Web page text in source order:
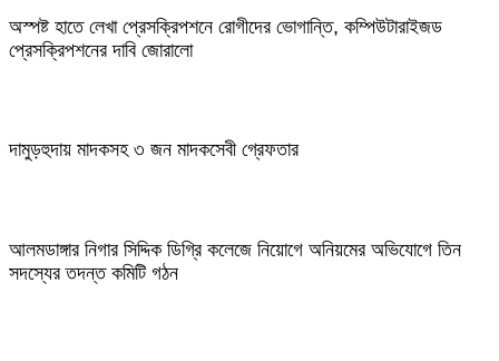
অস্পষ্ট হাতে লেখা প্রেসক্রিপশনে রোগীদের ভোগান্তি, কম্পিউটারাইজড
প্রেসক্রিপশনের দাবি জোরালো
দামুড়হুদায় মাদকসহ ৩ জন মাদকসেবী গ্রেফতার
আলমডাঙ্গার নিগার সিদ্দিক ডিগ্রি কলেজে নিয়োগে অনিয়মের অভিযোগে তিন
সদস্যের তদন্ত কমিটি গঠন